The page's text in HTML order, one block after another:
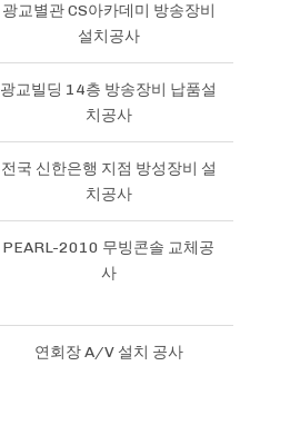
광교별관 CS아카데미 방송장비
설치공사
광교빌딩 14층 방송장비 납품설
치공사
전국 신한은행 지점 방성장비 설
치공사
PEARL-2010 무빙콘솔 교체공
사
연회장 A/V 설치 공사